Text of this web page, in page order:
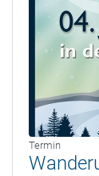
Termin